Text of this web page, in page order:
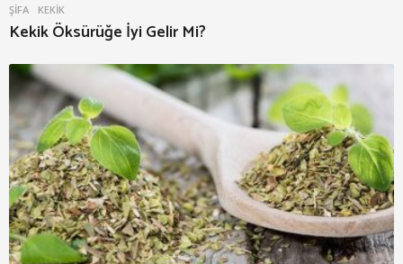
ŞIFA KEKIK
Kekik Öksürüğe İyi Gelir Mi?